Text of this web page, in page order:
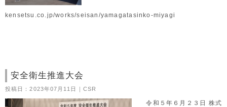
kensetsu.co.jp/works/seisan/yamagatasinko-miyagi
安全衛生推進大会
投稿日：2023年07月11日｜CSR
令和５年６月２３日 株式